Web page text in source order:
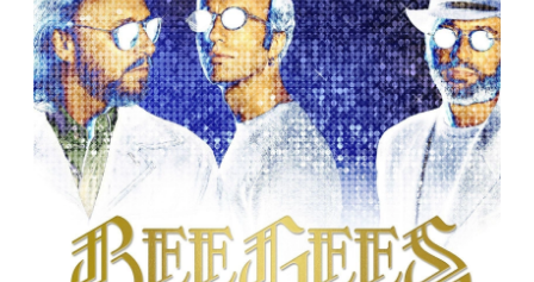
Макс
ВКонтакте
Одноклассники